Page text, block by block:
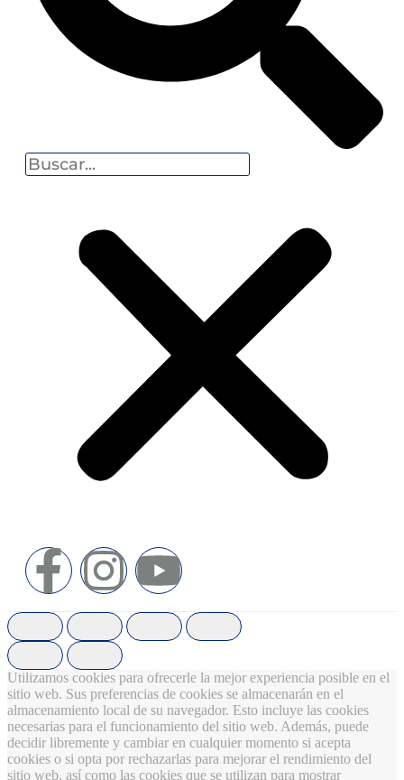
Utilizamos cookies para ofrecerle la mejor experiencia posible en el
sitio web. Sus preferencias de cookies se almacenarán en el
almacenamiento local de su navegador. Esto incluye las cookies
necesarias para el funcionamiento del sitio web. Además, puede
decidir libremente y cambiar en cualquier momento si acepta
cookies o si opta por rechazarlas para mejorar el rendimiento del
sitio web, así como las cookies que se utilizan para mostrar